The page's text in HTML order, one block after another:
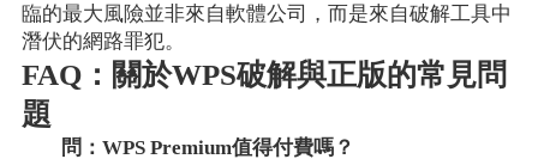
臨的最大風險並非來自軟體公司，而是來自破解工具中
潛伏的網路罪犯。
FAQ：關於WPS破解與正版的常見問
題
問：WPS Premium值得付費嗎？